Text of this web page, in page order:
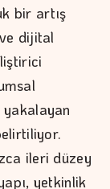
bir artış
dijital
yakalayan
ileri düzey
yetkinlik